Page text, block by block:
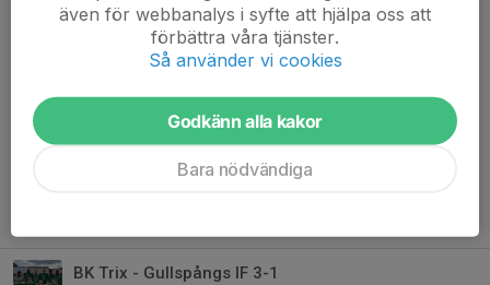
inställningen att vi tror 100 procent på att vi kommer få bollen
och vi kommer gå förbi. Tror vi inte på det själva tar vi inte rätt
Dela nyhet
BK Trix - Gullspångs IF 3-1
även för webbanalys i syfte att hjälpa oss att
förbättra våra tjänster.
Så använder vi cookies
Godkänn alla kakor
Bara nödvändiga